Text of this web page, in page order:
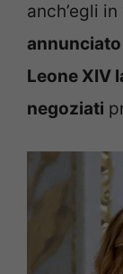
anch’egli
annunciato
Leone XIV
negoziati